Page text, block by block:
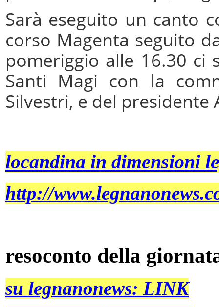
Sarà eseguito un canto
corso Magenta seguito
pomeriggio alle 16.30 ci
Santi Magi con la
Silvestri, e del
locandina in dimensioni
http://
resoconto della
su legnanonews: LINK